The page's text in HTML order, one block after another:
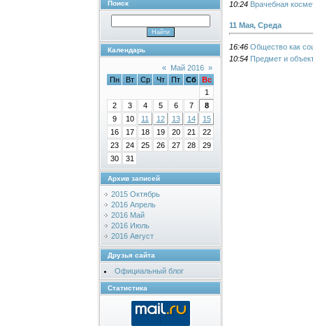
Поиск
Календарь
« Май 2016 »
Пн
Вт Ср Чт Пт Сб
Вс
1
2
3 4 5 6 7
8
9
10 11 12 13 14
15
16
17 18 19 20 21
22
23
24 25 26 27 28
29
30
31
Архив записей
2015 Октябрь
2016 Апрель
2016 Май
2016 Июль
2016 Август
Друзья сайта
Официальный блог
Статистика
10:24 Врачебная
11 Мая, Среда
16:46 Общество как
10:54 Предмет и